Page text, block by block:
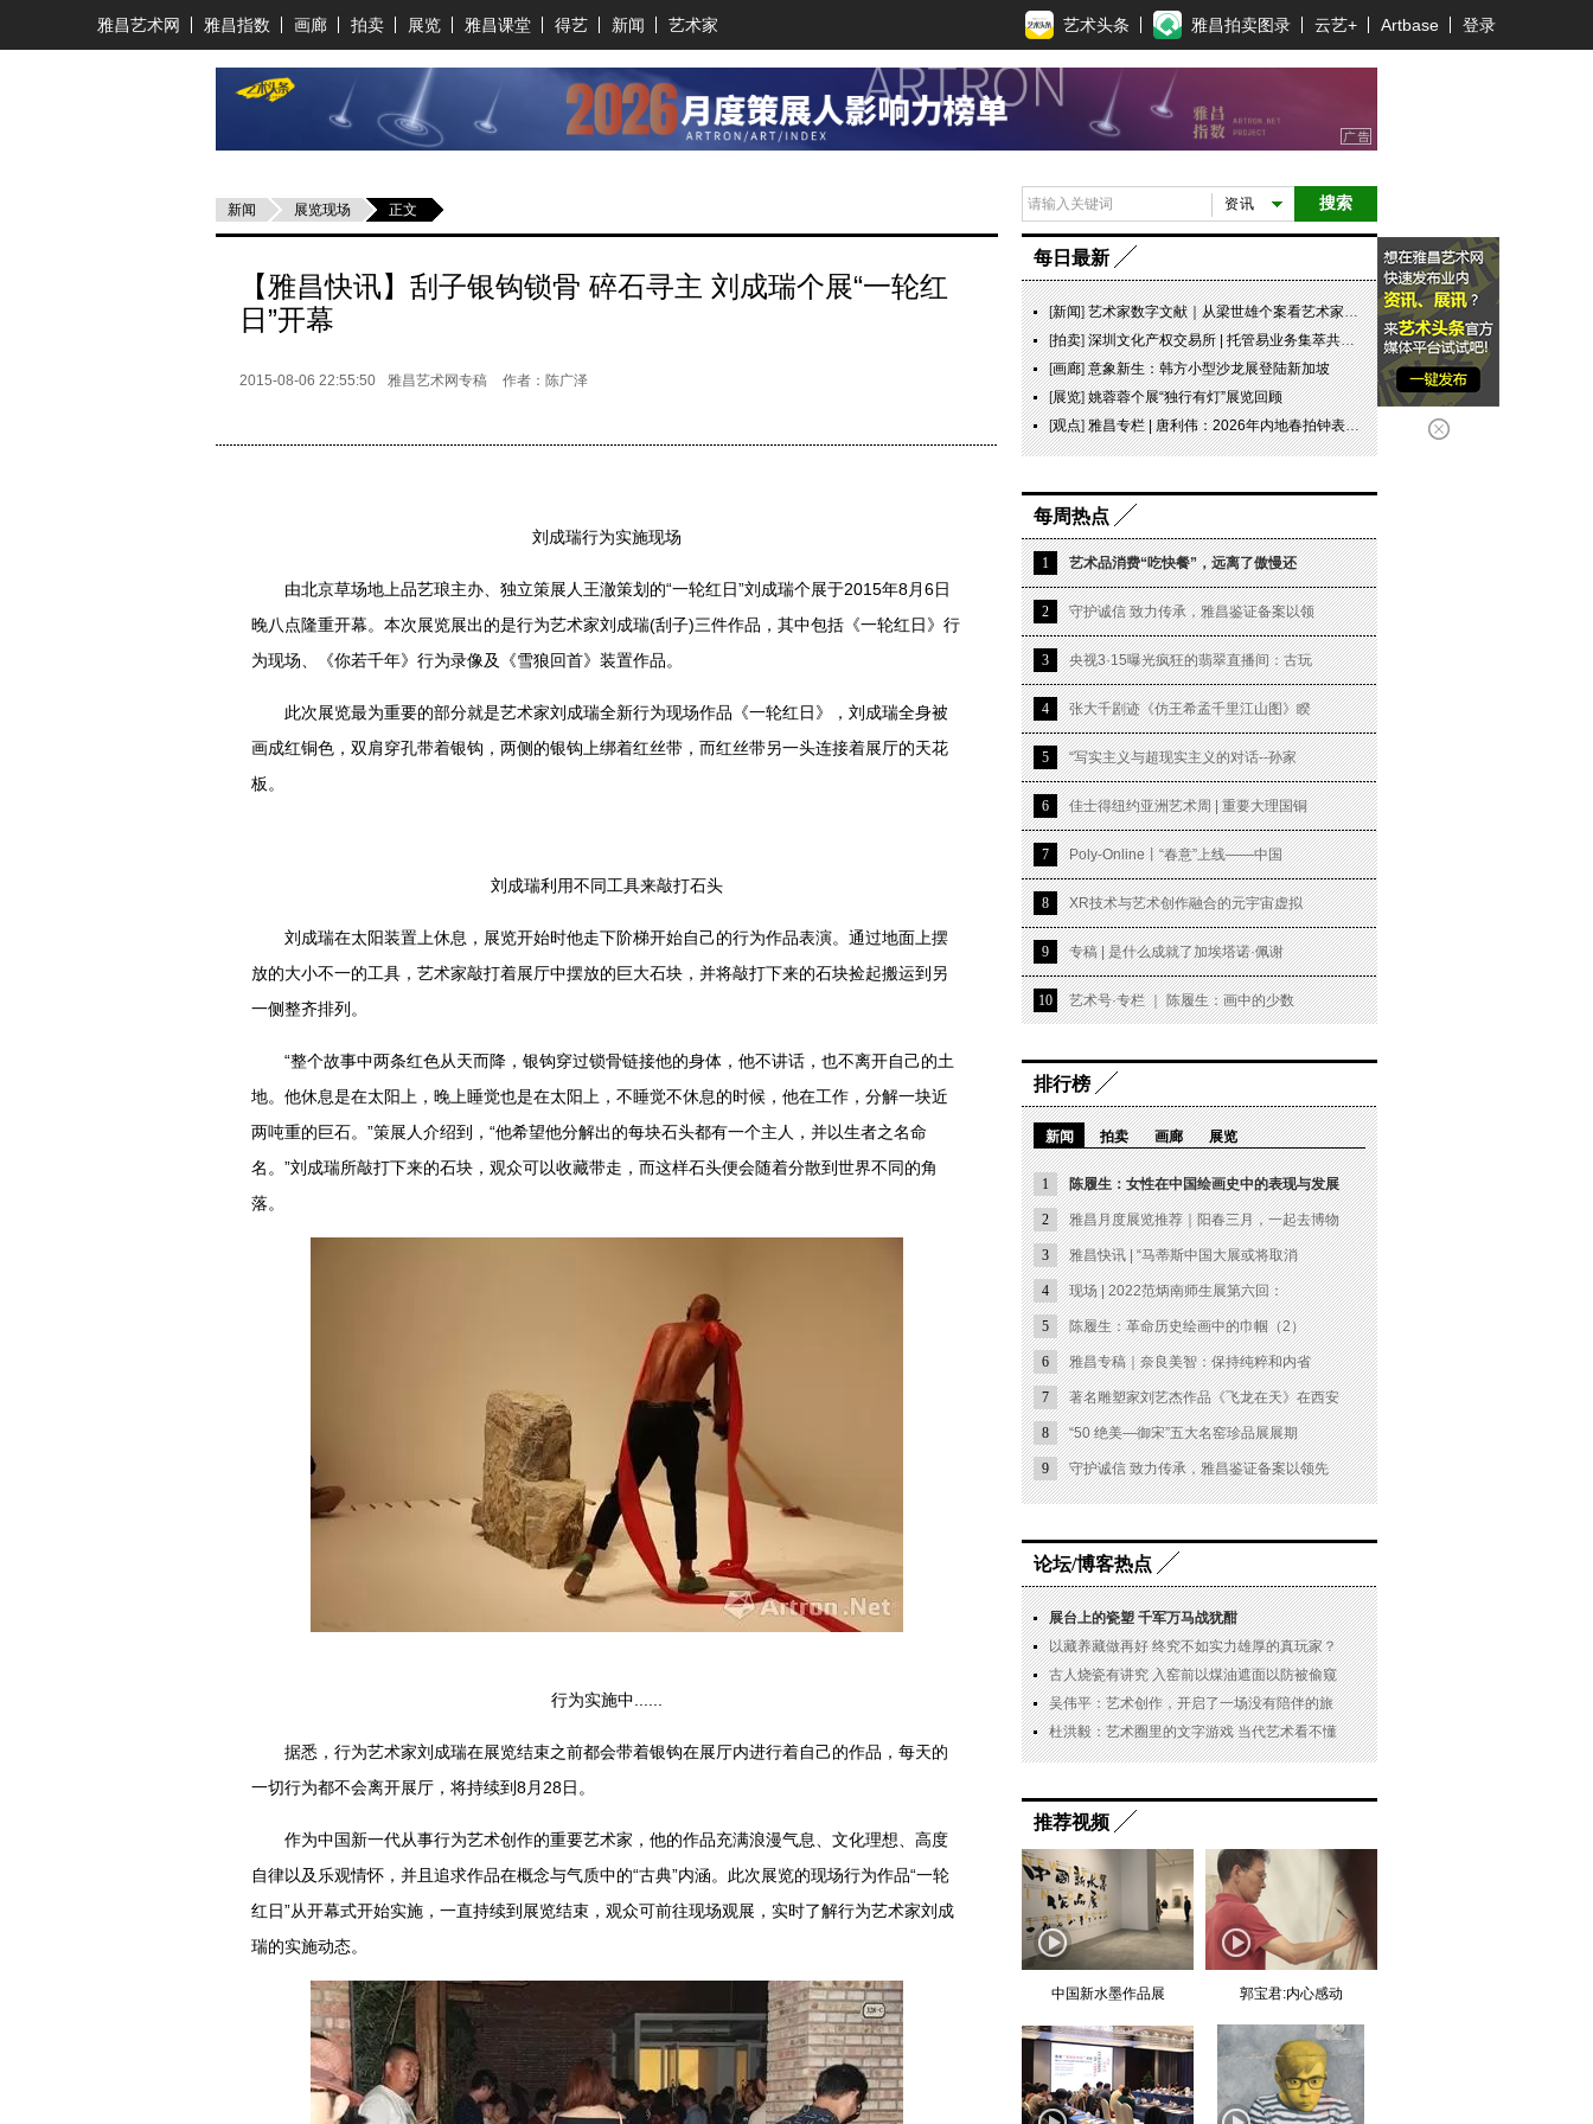
雅昌艺术网 雅昌指数 画廊 拍卖 展览 雅昌课堂 得艺 新闻 艺术家 艺术头条 雅昌拍卖图录 云艺+ Artbase 登录
新闻 展览现场 正文
【雅昌快讯】刮子银钩锁骨 碎石寻主 刘成瑞个展“一轮红
日”开幕
2015-08-06 22:55:50 雅昌艺术网专稿 作者：陈广泽
刘成瑞行为实施现场
由北京草场地上品艺琅主办、独立策展人王澈策划的“一轮红日”刘成瑞个展于2015年8月6日
晚八点隆重开幕。本次展览展出的是行为艺术家刘成瑞(刮子)三件作品，其中包括《一轮红日》行
为现场、《你若千年》行为录像及《雪狼回首》装置作品。
此次展览最为重要的部分就是艺术家刘成瑞全新行为现场作品《一轮红日》，刘成瑞全身被
画成红铜色，双肩穿孔带着银钩，两侧的银钩上绑着红丝带，而红丝带另一头连接着展厅的天花
板。
刘成瑞利用不同工具来敲打石头
刘成瑞在太阳装置上休息，展览开始时他走下阶梯开始自己的行为作品表演。通过地面上摆
放的大小不一的工具，艺术家敲打着展厅中摆放的巨大石块，并将敲打下来的石块捡起搬运到另
一侧整齐排列。
“整个故事中两条红色从天而降，银钩穿过锁骨链接他的身体，他不讲话，也不离开自己的土
地。他休息是在太阳上，晚上睡觉也是在太阳上，不睡觉不休息的时候，他在工作，分解一块近
两吨重的巨石。”策展人介绍到，“他希望他分解出的每块石头都有一个主人，并以生者之名命
名。”刘成瑞所敲打下来的石块，观众可以收藏带走，而这样石头便会随着分散到世界不同的角
落。
行为实施中......
据悉，行为艺术家刘成瑞在展览结束之前都会带着银钩在展厅内进行着自己的作品，每天的
一切行为都不会离开展厅，将持续到8月28日。
作为中国新一代从事行为艺术创作的重要艺术家，他的作品充满浪漫气息、文化理想、高度
自律以及乐观情怀，并且追求作品在概念与气质中的“古典”内涵。此次展览的现场行为作品“一轮
红日”从开幕式开始实施，一直持续到展览结束，观众可前往现场观展，实时了解行为艺术家刘成
瑞的实施动态。
搜索
资讯
每日最新
[新闻]艺术家数字文献｜从梁世雄个案看艺术家艺术数字文献的重要性和紧迫性
[拍卖]深圳文化产权交易所 | 托管易业务集萃共赏 吉光瓷影
[画廊]意象新生：韩方小型沙龙展登陆新加坡
[展览]姚蓉蓉个展“独行有灯”展览回顾
[观点]雅昌专栏 | 唐利伟：2026年内地春拍钟表市场观察 赛道重构、圈层分化与收藏逻辑迭代
每周热点
1 艺术品消费“吃快餐”，远离了傲慢还
2 守护诚信 致力传承，雅昌鉴证备案以领
3 央视3·15曝光疯狂的翡翠直播间：古玩
4 张大千剧迹《仿王希孟千里江山图》睽
5 “写实主义与超现实主义的对话--孙家
6 佳士得纽约亚洲艺术周 | 重要大理国铜
7 Poly-Online丨“春意”上线——中国
8 XR技术与艺术创作融合的元宇宙虚拟
9 专稿 | 是什么成就了加埃塔诺·佩谢
10 艺术号·专栏 ｜ 陈履生：画中的少数
排行榜
新闻 拍卖 画廊 展览
1 陈履生：女性在中国绘画史中的表现与发展
2 雅昌月度展览推荐｜阳春三月，一起去博物
3 雅昌快讯 | “马蒂斯中国大展或将取消
4 现场 | 2022范炳南师生展第六回：
5 陈履生：革命历史绘画中的巾帼（2）
6 雅昌专稿｜奈良美智：保持纯粹和内省
7 著名雕塑家刘艺杰作品《飞龙在天》在西安
8 “50 绝美—御宋”五大名窑珍品展展期
9 守护诚信 致力传承，雅昌鉴证备案以领先
论坛/博客热点
展台上的瓷塑 千军万马战犹酣
以藏养藏做再好 终究不如实力雄厚的真玩家？
古人烧瓷有讲究 入窑前以煤油遮面以防被偷窥
吴伟平：艺术创作，开启了一场没有陪伴的旅
杜洪毅：艺术圈里的文字游戏 当代艺术看不懂
推荐视频
中国新水墨作品展 郭宝君:内心感动